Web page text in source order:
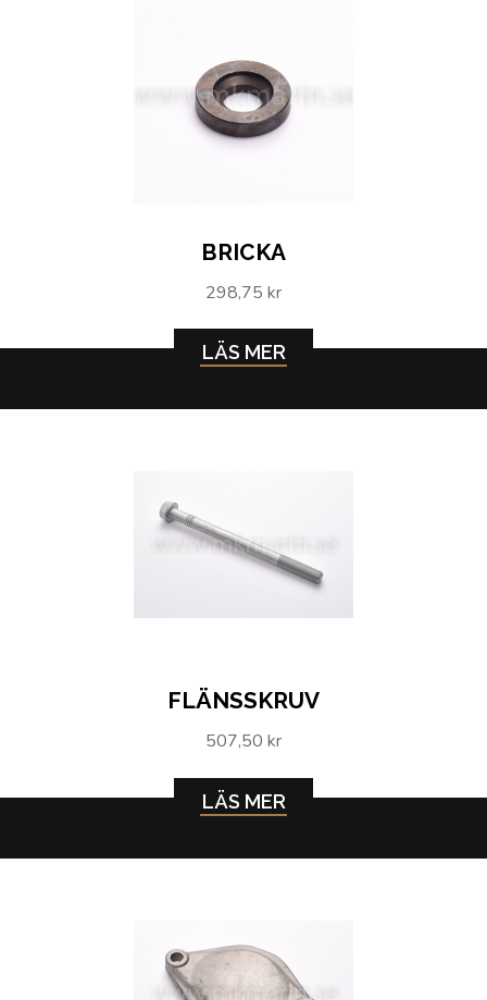
BRICKA
298,75 kr
LÄS MER
FLÄNSSKRUV
507,50 kr
LÄS MER